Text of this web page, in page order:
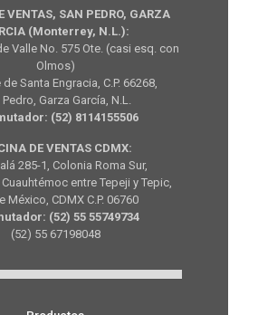
VENTAS, SAN PEDRO, GARZA
(Monterrey, N.L.):
Valle No. 575 Ote. (casi esq. con
Olmos)
Santa Engracia, C.P. 66268,
Garza García, N.L.
(52) 8114155506
DE VENTAS CDMX:
285-1, Colonia Roma Sur,
entre Tepeji y Tepic,
México, CDMX C.P. 06760
(52) 55 55749734
(52) 55 67198048